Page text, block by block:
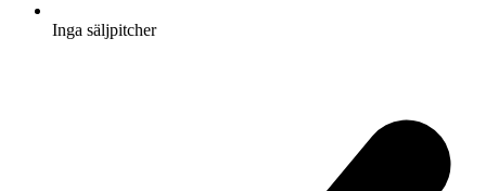
Inga säljpitcher